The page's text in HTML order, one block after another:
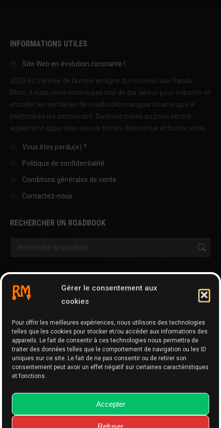
Gérer le consentement aux
cookies
Pour offrir les meilleures expériences, nous utilisons des technologies
telles que les cookies pour stocker et/ou accéder aux informations des
appareils. Le fait de consentir à ces technologies nous permettra de
traiter des données telles que le comportement de navigation ou les ID
uniques sur ce site. Le fait de ne pas consentir ou de retirer son
consentement peut avoir un effet négatif sur certaines caractéristiques
et fonctions.
Accepter
Refuser
INFORMATIONS UTILES
Site Web en évolution constante !
2023 est l'année de la mise en ligne du nouveau site Rando-
Moto. Il nous reste encore pas mal de dur labeur pour importer et
encoder les centaines de roadbooks manquants ainsi que le
multimédia les concernant. Diverses mises au point seront
également apportées avec le temps. Bienvenue et bonne visite.
Vous êtes perdu(e) ?
Politique de confidentialité.
Conditions générales de vente.
Contactez-nous.
RECHERCHER UN ROADBOOK
Cartographie
GPX Editor
GPX Optimizer
Google Maps to GPX
Memo